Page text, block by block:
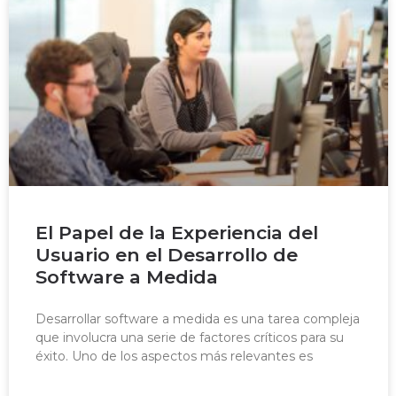
El Papel de la Experiencia del
Usuario en el Desarrollo de
Software a Medida
Desarrollar software a medida es una tarea compleja
que involucra una serie de factores críticos para su
éxito. Uno de los aspectos más relevantes es